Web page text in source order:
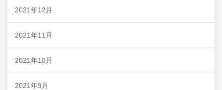
2021年12月
2021年11月
2021年10月
2021年9月